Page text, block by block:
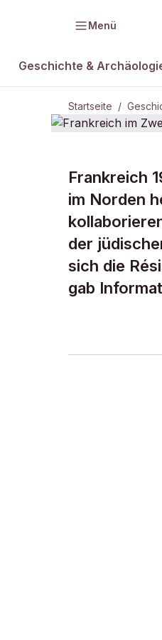
Menü
Geschichte &
Startseite /
GESCHICHTE &
Frankreich
im Norden
der
sich die
gab